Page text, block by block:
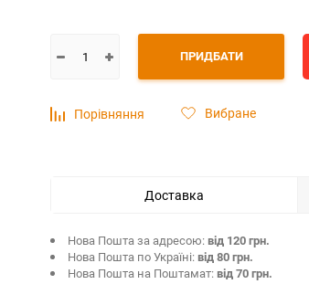
ПРИДБАТИ
Порівняння Вибране
Доставка
Нова Пошта за адресою:від 120 грн.
Нова Пошта по Україні:від 80 грн.
Нова Пошта на Поштамат:від 70 грн.